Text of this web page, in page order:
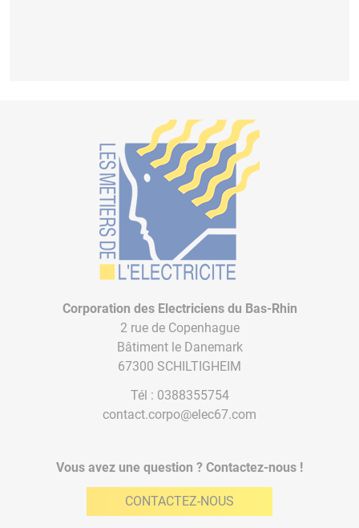
Corporation des Electriciens du Bas-Rhin
2 rue de Copenhague
Bâtiment le Danemark
67300 SCHILTIGHEIM
Tél : 0388355754
contact.corpo@elec67.com
Vous avez une question ? Contactez-nous !
CONTACTEZ-NOUS